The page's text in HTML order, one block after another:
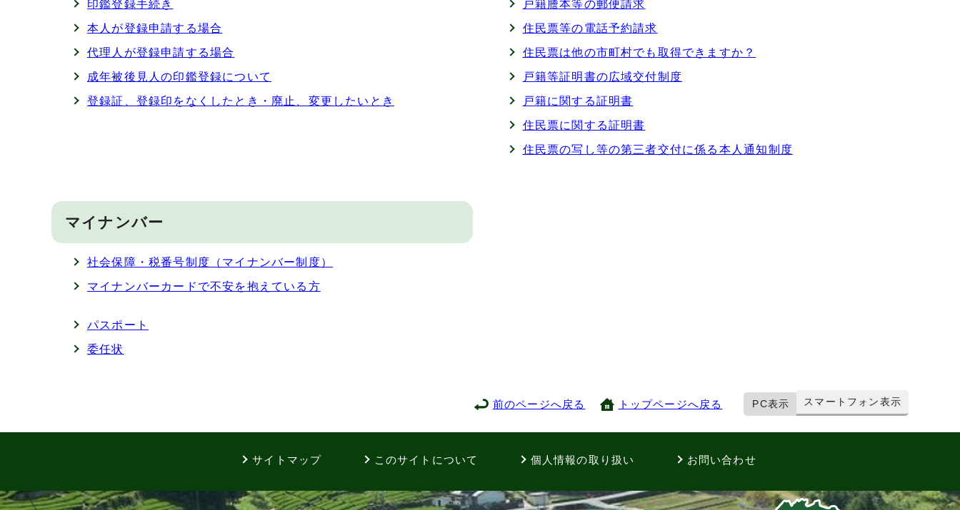
印鑑登録手続き
本人が登録申請する場合
代理人が登録申請する場合
成年被後見人の印鑑登録について
登録証、登録印をなくしたとき・廃止、変更したいとき
戸籍謄本等の郵便請求
住民票等の電話予約請求
住民票は他の市町村でも取得できますか？
戸籍等証明書の広域交付制度
戸籍に関する証明書
住民票に関する証明書
住民票の写し等の第三者交付に係る本人通知制度
マイナンバー
社会保障・税番号制度（マイナンバー制度）
マイナンバーカードで不安を抱えている方
パスポート
委任状
前のページへ戻る トップページへ戻る PC表示 スマートフォン表示
サイトマップ このサイトについて 個人情報の取り扱い お問い合わせ